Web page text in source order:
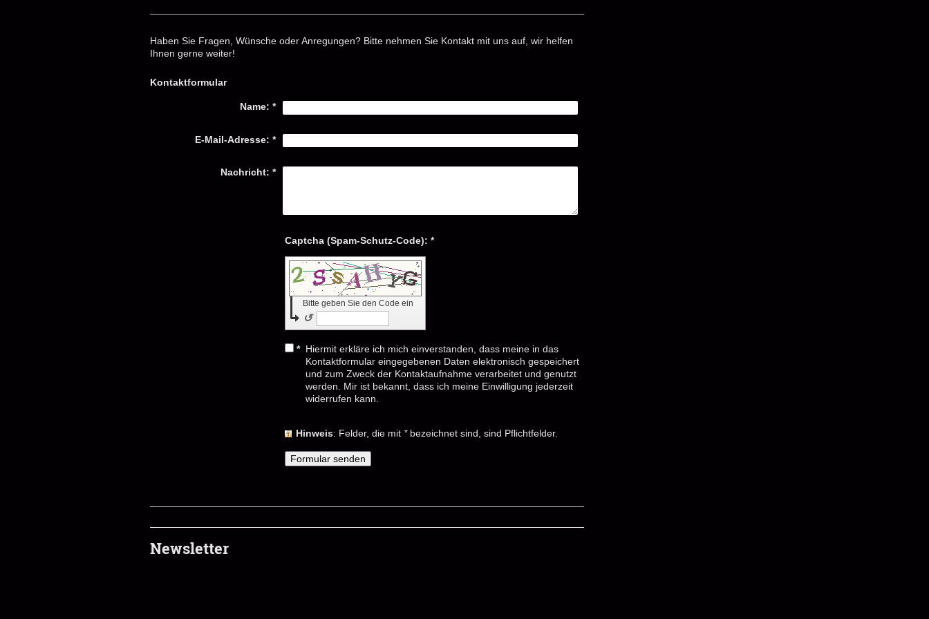
Haben Sie Fragen, Wünsche oder Anregungen? Bitte nehmen Sie Kontakt mit uns auf, wir helfen
Ihnen gerne weiter!
Kontaktformular
Name: *
E-Mail-Adresse: *
Nachricht: *
Captcha (Spam-Schutz-Code): *
Bitte geben Sie den Code ein
↺
* Hiermit erkläre ich mich einverstanden, dass meine in das
Kontaktformular eingegebenen Daten elektronisch gespeichert
und zum Zweck der Kontaktaufnahme verarbeitet und genutzt
werden. Mir ist bekannt, dass ich meine Einwilligung jederzeit
widerrufen kann.
Hinweis : Felder, die mit *bezeichnet sind, sind Pflichtfelder.
Newsletter